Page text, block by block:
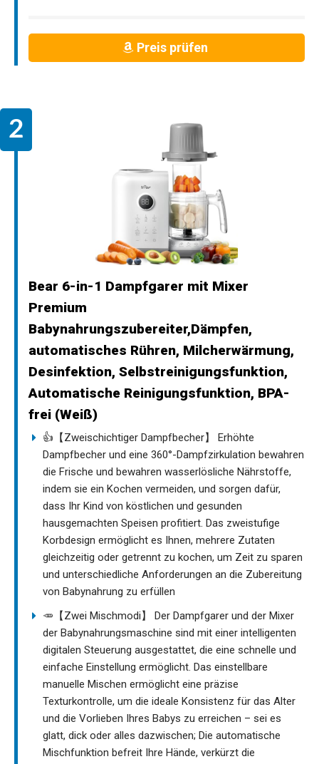
Preis prüfen
Bear 6-in-1 Dampfgarer mit Mixer
Premium
Babynahrungszubereiter,Dämpfen,
automatisches Rühren, Milcherwärmung,
Desinfektion, Selbstreinigungsfunktion,
Automatische Reinigungsfunktion, BPA-
frei (Weiß)
👍【Zweischichtiger Dampfbecher】 Erhöhte
Dampfbecher und eine 360°-Dampfzirkulation bewahren
die Frische und bewahren wasserlösliche Nährstoffe,
indem sie ein Kochen vermeiden, und sorgen dafür,
dass Ihr Kind von köstlichen und gesunden
hausgemachten Speisen profitiert. Das zweistufige
Korbdesign ermöglicht es Ihnen, mehrere Zutaten
gleichzeitig oder getrennt zu kochen, um Zeit zu sparen
und unterschiedliche Anforderungen an die Zubereitung
von Babynahrung zu erfüllen
🥕【Zwei Mischmodi】 Der Dampfgarer und der Mixer
der Babynahrungsmaschine sind mit einer intelligenten
digitalen Steuerung ausgestattet, die eine schnelle und
einfache Einstellung ermöglicht. Das einstellbare
manuelle Mischen ermöglicht eine präzise
Texturkontrolle, um die ideale Konsistenz für das Alter
und die Vorlieben Ihres Babys zu erreichen – sei es
glatt, dick oder alles dazwischen; Die automatische
Mischfunktion befreit Ihre Hände, verkürzt die